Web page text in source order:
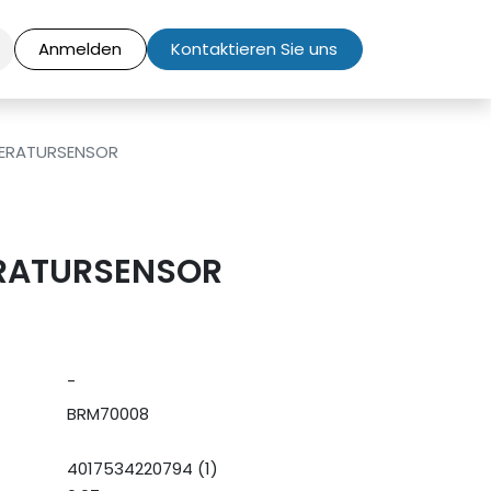
Anmelden Kontaktieren Sie uns
-
BRM70008
4017534220794 (1)